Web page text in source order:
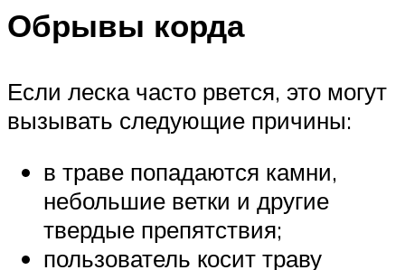
Обрывы корда
Если леска часто рвется, это могут
вызывать следующие причины:
в траве попадаются камни,
небольшие ветки и другие
твердые препятствия;
пользователь косит траву